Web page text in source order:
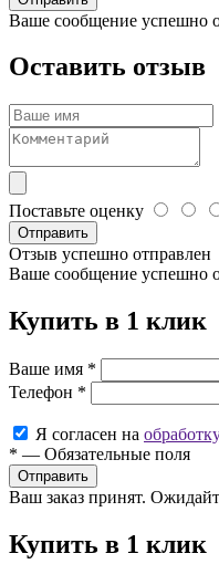
Ваше сообщение успешно
Оставить отзыв
Поставьте оценку
Отправить
Отзыв успешно отправлен
Ваше сообщение успешно
Купить в 1 клик
Ваше имя *
Телефон *
Я согласен на
* — Обязательные поля
Ваш заказ принят.
Купить в 1 клик